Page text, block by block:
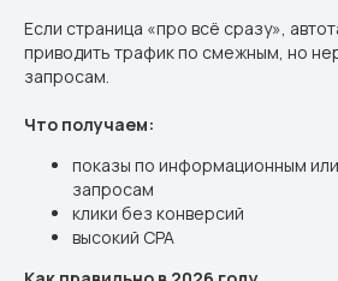
Если страница «про всё сразу»,
приводить трафик по смежным, но
запросам.
Что получаем:
показы по информационным
запросам
клики без конверсий
высокий CPA